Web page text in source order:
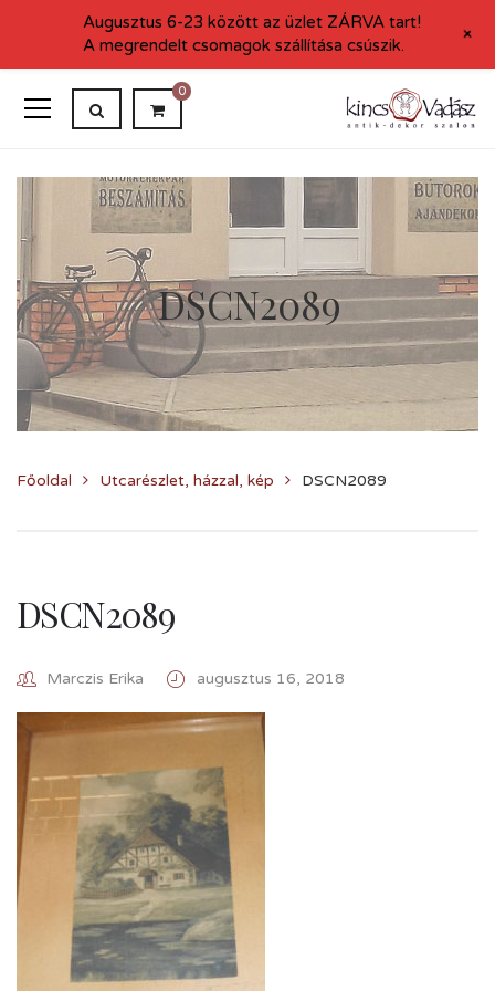
0
DSCN2089
Főoldal Utcarészlet, házzal, kép DSCN2089
DSCN2089
Marczis Erika augusztus 16, 2018
Augusztus 6-23 között az üzlet ZÁRVA tart!
A megrendelt csomagok szállítása csúszik.
+